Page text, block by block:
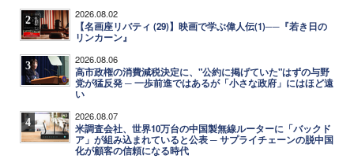
2 2026.08.02
【名画座リバティ (29)】映画で学ぶ偉人伝(1)──『若き日の
リンカーン』
3 2026.08.06
高市政権の消費減税決定に、"公約に掲げていた"はずの与野
党が猛反発 ─ 一歩前進ではあるが「小さな政府」にはほど遠
い
4 2026.08.07
米調査会社、世界10万台の中国製無線ルーターに「バックド
ア」が組み込まれていると公表 ─ サプライチェーンの脱中国
化が顧客の信頼になる時代